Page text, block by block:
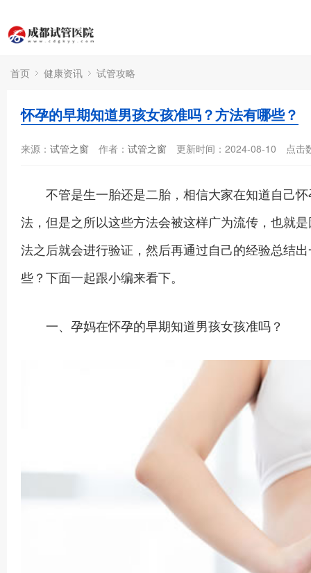
首页 健康资讯 试管攻略
怀孕的早期知道男孩女孩准吗？方法有哪些？
来源： 试管之窗 作者： 试管之窗 更新时间：2024-08-10 点击
不管是生一胎还是二胎，相信大家在知道自己怀
法，但是之所以这些方法会被这样广为流传，也就
法之后就会进行验证，然后再通过自己的经验总结
些？下面一起跟小编来看下。
一、孕妈在怀孕的早期知道男孩女孩准吗？